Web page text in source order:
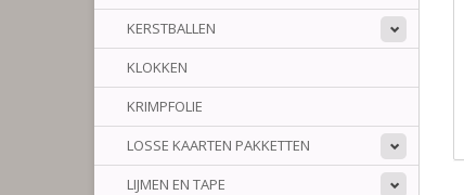
KERSTBALLEN
KLOKKEN
KRIMPFOLIE
LOSSE KAARTEN PAKKETTEN
LIJMEN EN TAPE